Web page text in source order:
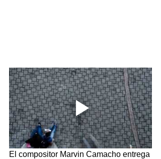
El compositor Marvin Camacho entrega